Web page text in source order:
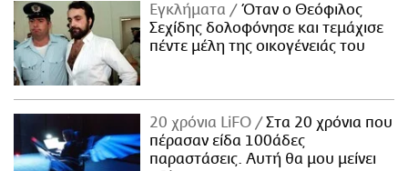
Εγκλήματα
Όταν ο Θεόφιλος
Σεχίδης δολοφόνησε και τεμάχισε
πέντε μέλη της οικογένειάς του
20 χρόνια LiFO
Στα 20 χρόνια που
πέρασαν είδα 100άδες
παραστάσεις. Αυτή θα μου μείνει